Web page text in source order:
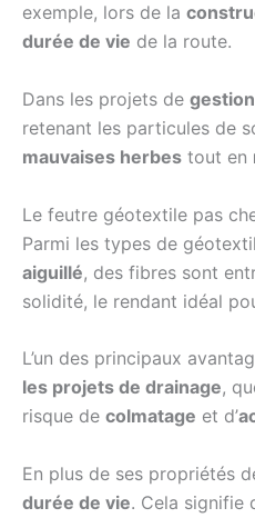
exemple, lors de la
durée de vie de la route.
Dans les projets de
retenant les particules de
mauvaises herbes tout en
Le feutre géotextile pas
Parmi les types de
aiguillé, des fibres sont
solidité, le rendant idéal
L’un des principaux
les projets de drainage,
risque de colmatage et d’
En plus de ses propriétés
durée de vie. Cela signifie